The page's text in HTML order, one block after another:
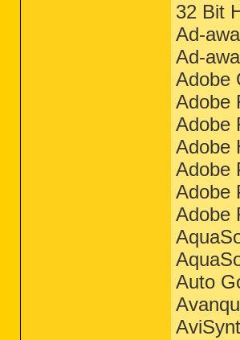
32 Bit
Ad-
Ad-
Adobe
Adobe
Adobe
Adobe
Adobe
Adobe
Adobe
Auto